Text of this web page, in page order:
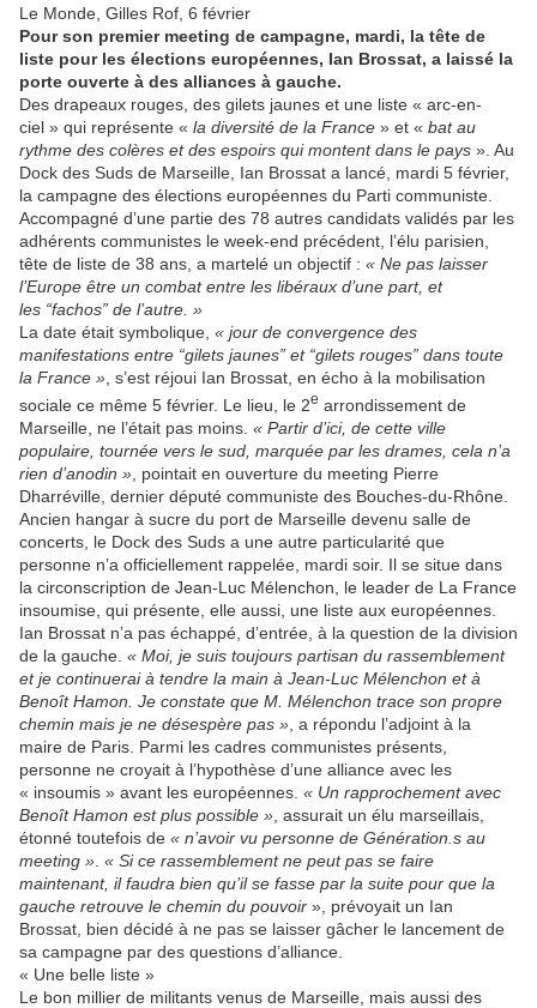
Le Monde, Gilles Rof, 6 février
Pour son premier meeting de campagne, mardi, la tête de
liste pour les élections européennes, Ian Brossat, a laissé la
porte ouverte à des alliances à gauche.
Des drapeaux rouges, des gilets jaunes et une liste « arc-en-
ciel » qui représente « la diversité de la France » et « bat au
rythme des colères et des espoirs qui montent dans le pays ». Au
Dock des Suds de Marseille, Ian Brossat a lancé, mardi 5 février,
la campagne des élections européennes du Parti communiste.
Accompagné d’une partie des 78 autres candidats validés par les
adhérents communistes le week-end précédent, l’élu parisien,
tête de liste de 38 ans, a martelé un objectif : « Ne pas laisser
l’Europe être un combat entre les libéraux d’une part, et
les “fachos” de l’autre. »
La date était symbolique, « jour de convergence des
manifestations entre “gilets jaunes” et “gilets rouges” dans toute
la France » , s’est réjoui Ian Brossat, en écho à la mobilisation
sociale ce même 5 février. Le lieu, le 2e arrondissement de
Marseille, ne l’était pas moins. « Partir d’ici, de cette ville
populaire, tournée vers le sud, marquée par les drames, cela n’a
rien d’anodin » , pointait en ouverture du meeting Pierre
Dharréville, dernier député communiste des Bouches-du-Rhône.
Ancien hangar à sucre du port de Marseille devenu salle de
concerts, le Dock des Suds a une autre particularité que
personne n’a officiellement rappelée, mardi soir. Il se situe dans
la circonscription de Jean-Luc Mélenchon, le leader de La France
insoumise, qui présente, elle aussi, une liste aux européennes.
Ian Brossat n’a pas échappé, d’entrée, à la question de la division
de la gauche. « Moi, je suis toujours partisan du rassemblement
et je continuerai à tendre la main à Jean-Luc Mélenchon et à
Benoît Hamon. Je constate que M. Mélenchon trace son propre
chemin mais je ne désespère pas » , a répondu l’adjoint à la
maire de Paris. Parmi les cadres communistes présents,
personne ne croyait à l’hypothèse d’une alliance avec les
« insoumis » avant les européennes. « Un rapprochement avec
Benoît Hamon est plus possible » , assurait un élu marseillais,
étonné toutefois de « n’avoir vu personne de Génération.s au
meeting » « Si ce rassemblement ne peut pas se faire
maintenant, il faudra bien qu’il se fasse par la suite pour que la
gauche retrouve le chemin du pouvoir », prévoyait un Ian
Brossat, bien décidé à ne pas se laisser gâcher le lancement de
sa campagne par des questions d’alliance.
« Une belle liste »
Le bon millier de militants venus de Marseille, mais aussi des